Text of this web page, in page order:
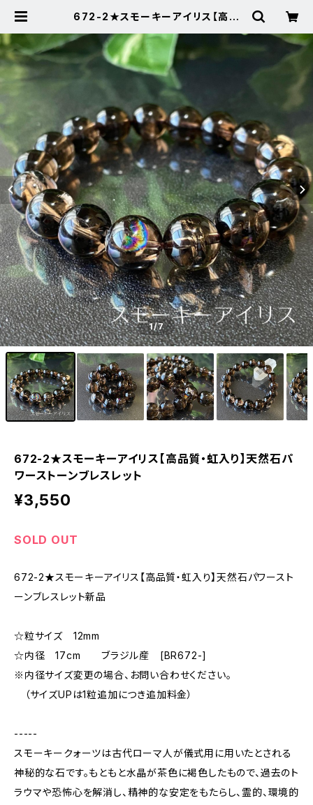
672-2★スモーキーアイリス【高品
スレット | Noah's Stone ～パワー
ストーン・天然石SHOP～
1/7
672-2★スモーキーアイリス【高品質・虹入り】天然石パ
ワーストーンブレスレット
¥3,550
SOLD OUT
672-2★スモーキーアイリス【高品質・虹入り】天然石パワースト
ーンブレスレット新品
☆粒サイズ 12mm
☆内径 17cm ブラジル産 [BR672-]
※内径サイズ変更の場合、お問い合わせください。
（サイズUPは1粒追加につき追加料金）
-----
スモーキークォーツは古代ローマ人が儀式用に用いたとされる
神秘的な石です。もともと水晶が茶色に褐色したもので、過去のト
ラウマや恐怖心を解消し、精神的な安定をもたらし、霊的、環境的